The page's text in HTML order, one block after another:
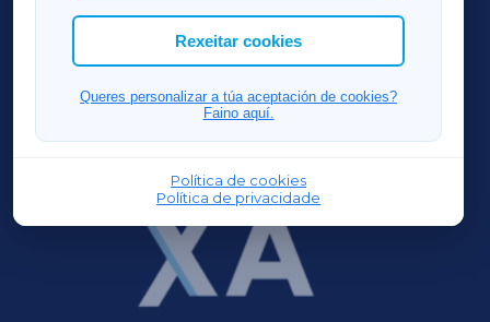
Rexeitar cookies
Queres personalizar a túa aceptación de cookies?
Faino aquí.
Política de cookies
Política de privacidade
ACORUÑAXA
FERROLXA
OURENSEXA